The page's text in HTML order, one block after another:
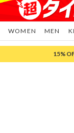
WOMEN MEN